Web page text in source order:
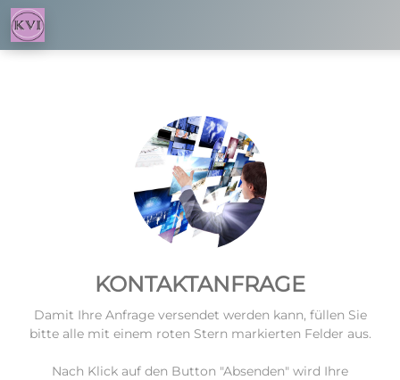
KONTAKTANFRAGE
Damit Ihre Anfrage versendet werden kann, füllen Sie
bitte alle mit einem roten Stern markierten Felder aus.
Nach Klick auf den Button "Absenden" wird Ihre